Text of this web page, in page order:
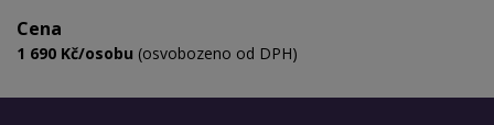
Cena
1 690 Kč/osobu (osvobozeno od DPH)